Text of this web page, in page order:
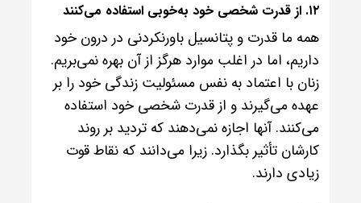
۱۲. از قدرت شخصی خود به‌خوبی استفاده می‌کنند
همه ما قدرت و پتانسیل باورنکردنی در درون خود
داریم، اما در اغلب موارد هرگز از آن بهره نمی‌بریم.
زنان با اعتماد به نفس مسئولیت زندگی خود را بر
عهده می‌گیرند و از قدرت شخصی خود استفاده
می‌کنند. آنها اجازه نمی‌دهند که تردید بر روند
کارشان تأثیر بگذارد. زیرا می‌دانند که نقاط قوت
زیادی دارند.